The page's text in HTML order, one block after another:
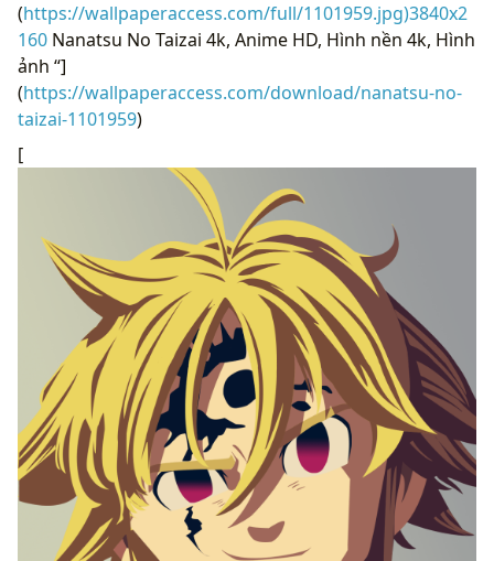
(https://wallpaperaccess.com/full/1101959.jpg)3840x2
160 Nanatsu No Taizai 4k, Anime HD, Hình nền 4k, Hình
ảnh “]
(https://wallpaperaccess.com/download/nanatsu-no-
taizai-1101959)
[